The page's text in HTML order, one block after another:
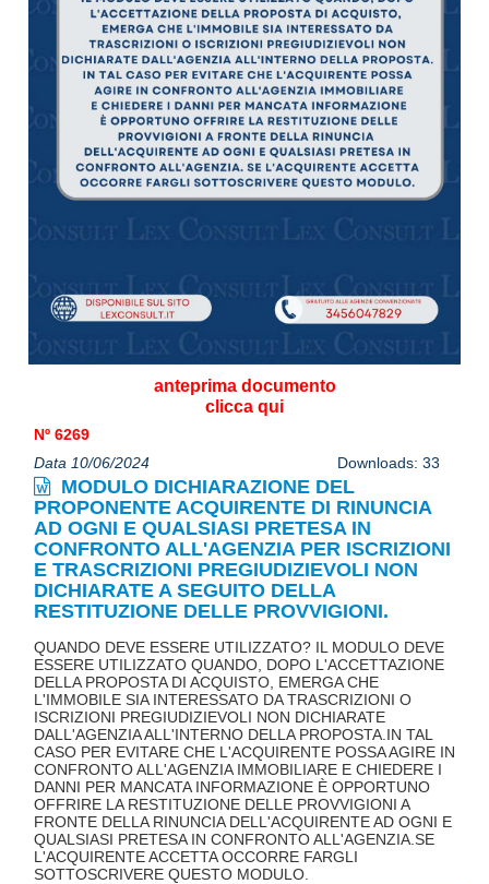
anteprima documento
clicca qui
Nº 6269
Data 10/06/2024
Downloads: 33
MODULO DICHIARAZIONE DEL
PROPONENTE ACQUIRENTE DI RINUNCIA
AD OGNI E QUALSIASI PRETESA IN
CONFRONTO ALL'AGENZIA PER ISCRIZIONI
E TRASCRIZIONI PREGIUDIZIEVOLI NON
DICHIARATE A SEGUITO DELLA
RESTITUZIONE DELLE PROVVIGIONI.
QUANDO DEVE ESSERE UTILIZZATO? IL MODULO DEVE
ESSERE UTILIZZATO QUANDO, DOPO L'ACCETTAZIONE
DELLA PROPOSTA DI ACQUISTO, EMERGA CHE
L'IMMOBILE SIA INTERESSATO DA TRASCRIZIONI O
ISCRIZIONI PREGIUDIZIEVOLI NON DICHIARATE
DALL'AGENZIA ALL'INTERNO DELLA PROPOSTA.IN TAL
CASO PER EVITARE CHE L'ACQUIRENTE POSSA AGIRE IN
CONFRONTO ALL'AGENZIA IMMOBILIARE E CHIEDERE I
DANNI PER MANCATA INFORMAZIONE È OPPORTUNO
OFFRIRE LA RESTITUZIONE DELLE PROVVIGIONI A
FRONTE DELLA RINUNCIA DELL'ACQUIRENTE AD OGNI E
QUALSIASI PRETESA IN CONFRONTO ALL'AGENZIA.SE
L'ACQUIRENTE ACCETTA OCCORRE FARGLI
SOTTOSCRIVERE QUESTO MODULO.